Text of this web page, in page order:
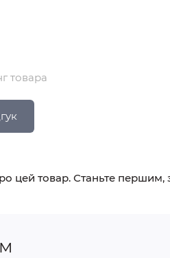
товара
цей товар. Станьте першим,